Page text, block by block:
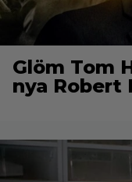
Glöm Tom
nya Robert